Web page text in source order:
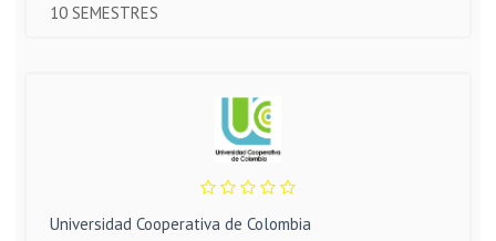
10 SEMESTRES
Universidad Cooperativa de Colombia